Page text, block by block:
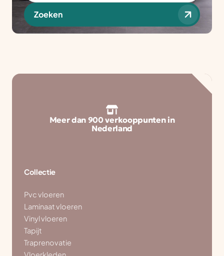
Zoeken
Meer dan 900 verkooppunten in
Nederland
Collectie
Pvc vloeren
Laminaat vloeren
Vinyl vloeren
Tapijt
Traprenovatie